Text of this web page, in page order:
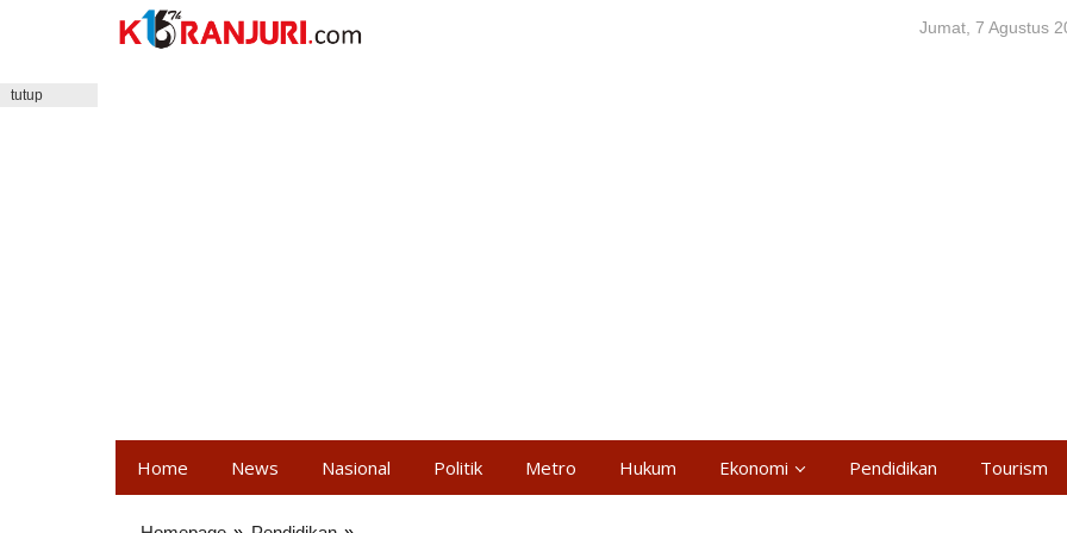
Jumat, 7 Agustus
Home News Nasional Politik Metro Hukum Ekonomi Pendidikan Tourism
tutup